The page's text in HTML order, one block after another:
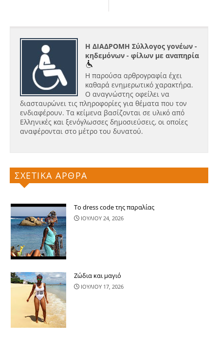
Η ΔΙΑΔΡΟΜΗ Σύλλογος γονέων -
κηδεμόνων - φίλων με αναπηρία
Η παρούσα αρθρογραφία έχει
καθαρά ενημερωτικό χαρακτήρα.
Ο αναγνώστης οφείλει να
διασταυρώνει τις πληροφορίες για θέματα που τον
ενδιαφέρουν. Τα κείμενα βασίζονται σε υλικό από
Ελληνικές και ξενόγλωσσες δημοσιεύσεις, οι οποίες
αναφέρονται στο μέτρο του δυνατού.
ΣΧΕΤΙΚΑ ΑΡΘΡΑ
Το dress code της παραλίας
ΙΟΥΛΙΟΥ 24, 2026
Ζώδια και μαγιό
ΙΟΥΛΙΟΥ 17, 2026